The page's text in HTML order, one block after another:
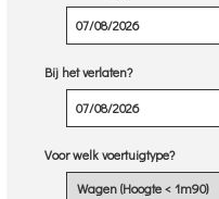
Bij het verlaten?
Voor welk voertuigtype?